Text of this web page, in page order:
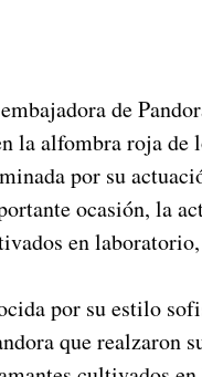
de
la alfombra roja de
por su
ocasión, la
en
por su estilo
que realzaron